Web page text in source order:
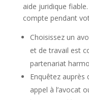
aide juridique
compte pendant
Choisissez un
et de travail est
partenariat
Enquêtez
appel à l’avocat